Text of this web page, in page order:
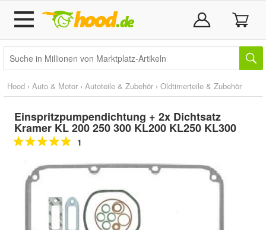
Hood › Auto & Motor › Autoteile & Zubehör › Oldtimerteile & Zubehör
Einspritzpumpendichtung + 2x Dichtsatz
Kramer KL 200 250 300 KL200 KL250 KL300
1